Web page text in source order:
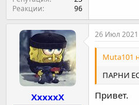
Реакции
96
XxxxxX
26 Июл 2021
Muta101
ПАРНИ
Привет.